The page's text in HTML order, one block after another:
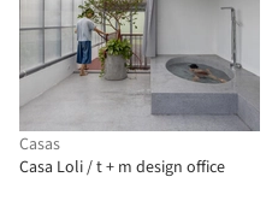
Casas
Casa Loli / t + m design office